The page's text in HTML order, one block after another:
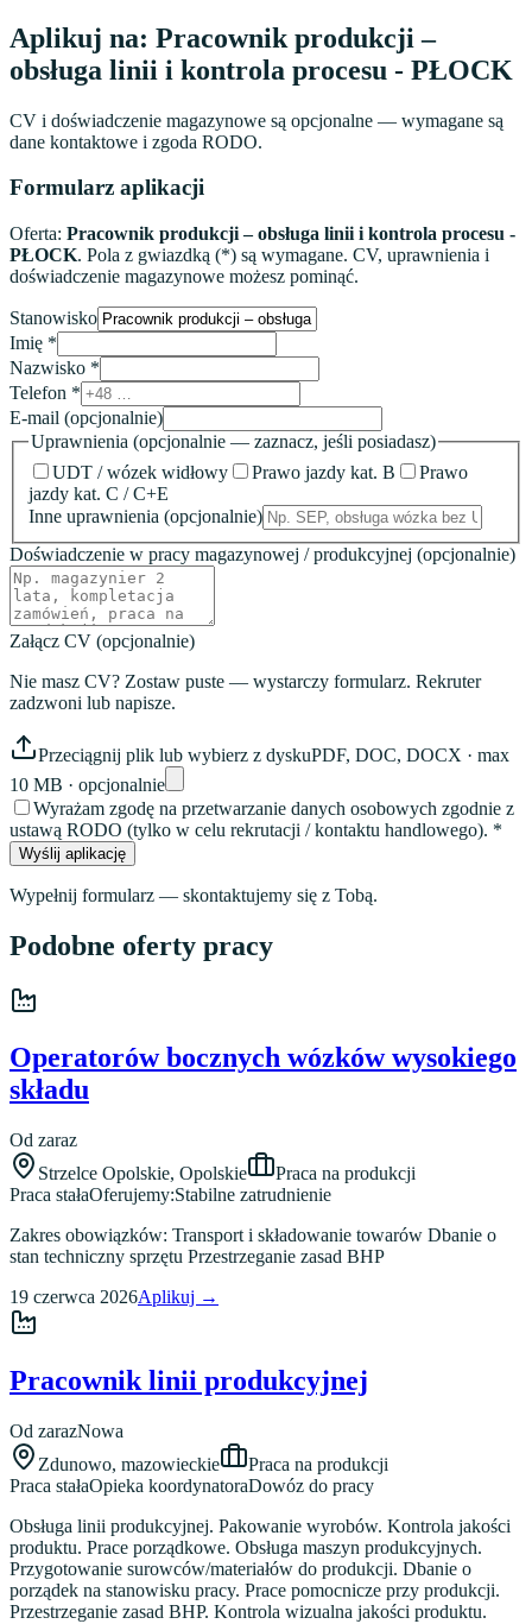
Aplikuj na: Pracownik produkcji –
obsługa linii i kontrola procesu - PŁOCK
CV i doświadczenie magazynowe są opcjonalne — wymagane są
dane kontaktowe i zgoda RODO.
Formularz aplikacji
Oferta: Pracownik produkcji – obsługa linii i kontrola procesu -
PŁOCK. Pola z gwiazdką (*) są wymagane. CV, uprawnienia i
doświadczenie magazynowe możesz pominąć.
Stanowisko
Imię *
Nazwisko *
Telefon *
E-mail (opcjonalnie)
Uprawnienia (opcjonalnie — zaznacz, jeśli posiadasz)
UDT / wózek widłowy
Prawo jazdy kat. B
Prawo
jazdy kat. C / C+E
Inne uprawnienia (opcjonalnie)
Doświadczenie w pracy magazynowej / produkcyjnej (opcjonalnie)
Załącz CV (opcjonalnie)
Nie masz CV? Zostaw puste — wystarczy formularz. Rekruter
zadzwoni lub napisze.
Przeciągnij plik lub wybierz z dyskuPDF, DOC, DOCX · max
10 MB · opcjonalnie
Wyrażam zgodę na przetwarzanie danych osobowych zgodnie z
ustawą RODO (tylko w celu rekrutacji / kontaktu handlowego). *
Wyślij aplikację
Wypełnij formularz — skontaktujemy się z Tobą.
Podobne oferty pracy
Operatorów bocznych wózków wysokiego
składu
Od zaraz
Strzelce Opolskie, Opolskie
Praca na produkcji
Praca stałaOferujemy:Stabilne zatrudnienie
Zakres obowiązków: Transport i składowanie towarów Dbanie o
stan techniczny sprzętu Przestrzeganie zasad BHP
19 czerwca 2026Aplikuj →
Pracownik linii produkcyjnej
Od zarazNowa
Zdunowo, mazowieckie
Praca na produkcji
Praca stałaOpieka koordynatoraDowóz do pracy
Obsługa linii produkcyjnej. Pakowanie wyrobów. Kontrola jakości
produktu. Prace porządkowe. Obsługa maszyn produkcyjnych.
Przygotowanie surowców/materiałów do produkcji. Dbanie o
porządek na stanowisku pracy. Prace pomocnicze przy produkcji.
Przestrzeganie zasad BHP. Kontrola wizualna jakości produktu.